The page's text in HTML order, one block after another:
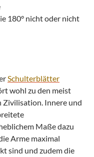
180° nicht oder nicht
Schulterblätter
wohl zu den meist
Zivilisation. Innere und
Maße dazu
Arme maximal
sind und zudem die